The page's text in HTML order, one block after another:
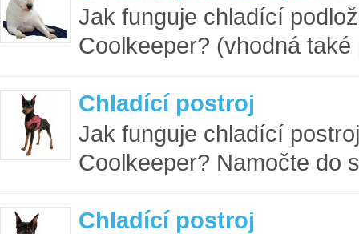
Jak funguje chladící
Coolkeeper? (vhodná
Chladící postroj
Jak funguje chladící
Coolkeeper? Namočte do
Chladící postroj